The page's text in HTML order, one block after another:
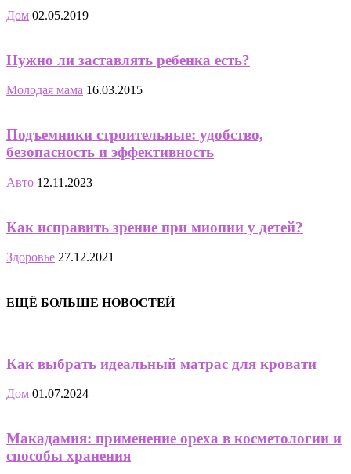
Дом 02.05.2019
Нужно ли заставлять ребенка есть?
Молодая мама 16.03.2015
Подъемники строительные: удобство,
безопасность и эффективность
Авто 12.11.2023
Как исправить зрение при миопии у детей?
Здоровье 27.12.2021
ЕЩЁ БОЛЬШЕ НОВОСТЕЙ
Как выбрать идеальный матрас для кровати
Дом 01.07.2024
Макадамия: применение ореха в косметологии и
способы хранения